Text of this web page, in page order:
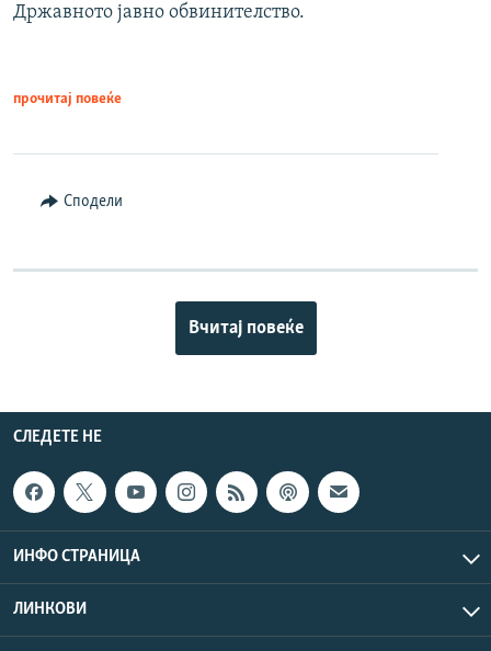
Државното јавно обвинителство.
прочитај повеќе
Сподели
Вчитај повеќе
СЛЕДЕТЕ НЕ
ИНФО СТРАНИЦА
ЛИНКОВИ